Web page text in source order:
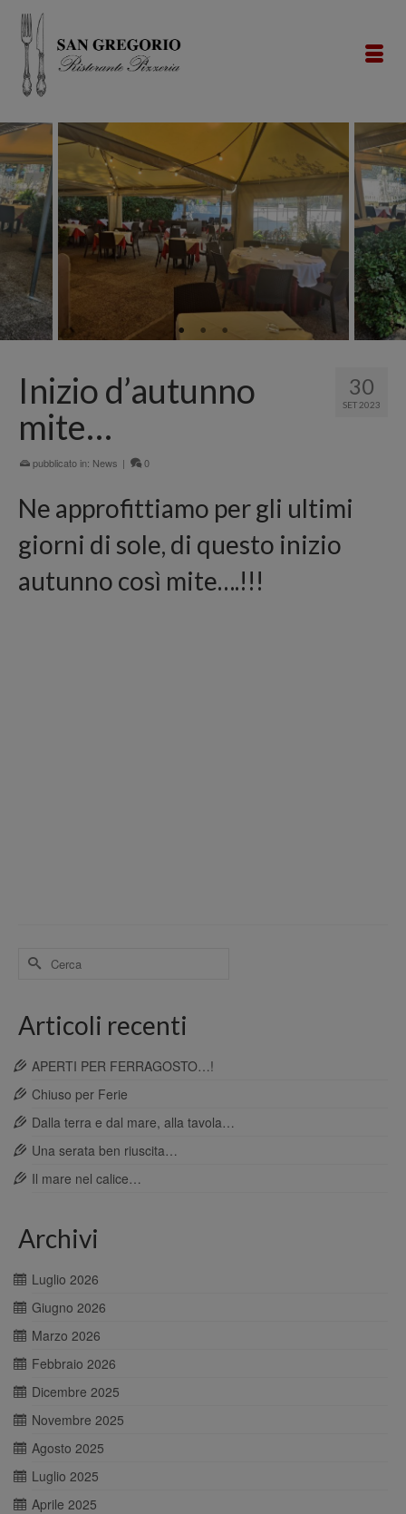
30
SET 2023
Inizio d’autunno
mite…
pubblicato in: News | 0
Ne approfittiamo per gli ultimi
giorni di sole, di questo inizio
autunno così mite….!!!
Cerca
per:
Articoli recenti
APERTI PER FERRAGOSTO…!
Chiuso per Ferie
Dalla terra e dal mare, alla tavola…
Una serata ben riuscita…
Il mare nel calice…
Archivi
Luglio 2026
Giugno 2026
Marzo 2026
Febbraio 2026
Dicembre 2025
Novembre 2025
Agosto 2025
Luglio 2025
Aprile 2025